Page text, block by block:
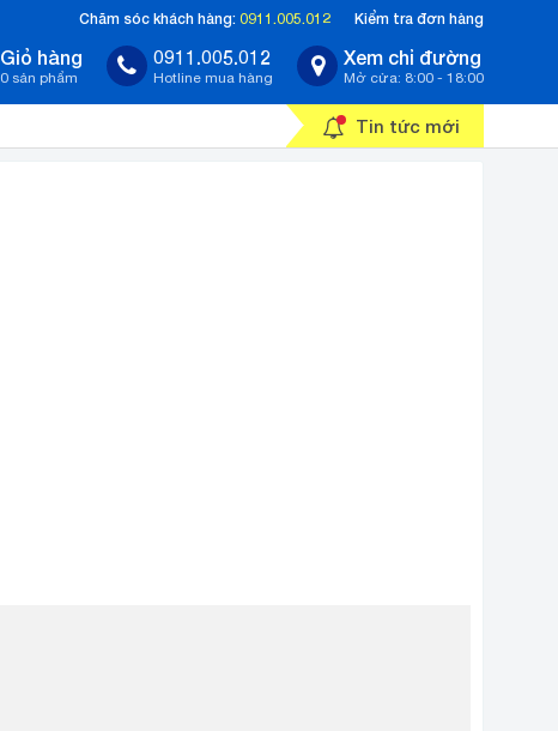
Chăm sóc khách hàng: 0911.005.012 Kiểm tra đơn hàng
Giỏ hàng
0 sản phẩm
0911.005.012
Hotline mua hàng
Xem chỉ đường
Mở cửa: 8:00 - 18:00
Tin tức mới